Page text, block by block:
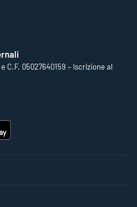
C.F. 05027640159 – Iscrizione al